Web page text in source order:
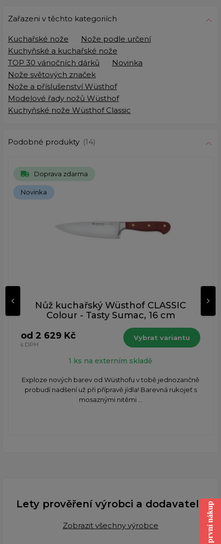
Zařazeni v těchto kategoriích
Kuchařské nože
Nože podle určení
Kuchyňské a kuchařské nože
TOP 30 vánočních dárků
Novinka
Nože světových značek
Nože a příslušenství Wüsthof
Modelové řady nožů Wüsthof
Kuchyňské nože Wüsthof Classic
Podobné produkty (14)
Doprava zdarma
Novinka
Nůž kuchařský Wüsthof CLASSIC
Colour - Tasty Sumac, 16 cm
od 2 629 Kč
s DPH
Vybrat variantu
1 ks na externím skladě
Exploze nových barev od Wüsthofu v tobě jednozančně
probudí nadšení už při přípravě jídla! Barevná rukojeť s
mosaznými nitěmi ...
Lety prověření výrobci a dodavatelé
Zobrazit všechny výrobce